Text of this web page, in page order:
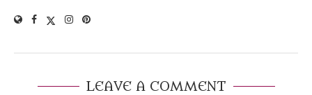
LEAVE A COMMENT